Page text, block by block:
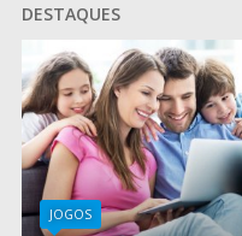
DESTAQUES
JOGOS